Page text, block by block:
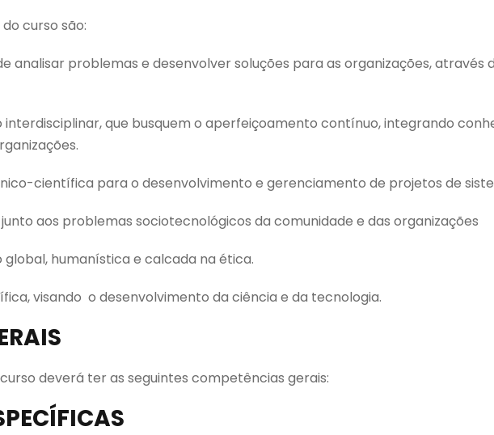
curso são:
analisar problemas e desenvolver soluções para as organizações,
interdisciplinar, que busquem o aperfeiçoamento contínuo, integrando
científica para o desenvolvimento e gerenciamento de projetos de
aos problemas sociotecnológicos da comunidade e das organizações
humanística e calcada na ética.
visando o desenvolvimento da ciência e da tecnologia.
deverá ter as seguintes competências gerais: